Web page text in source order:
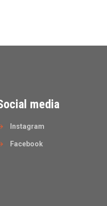
media
Instagram
Facebook